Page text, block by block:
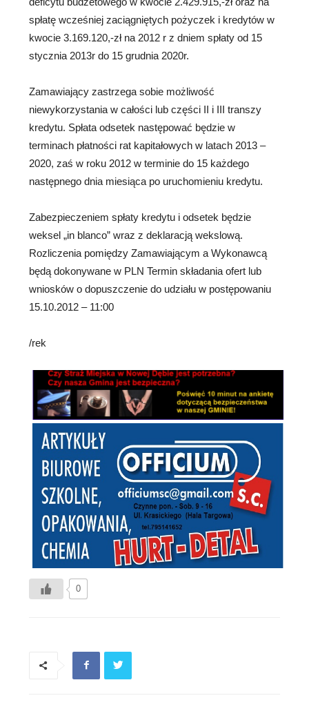
spłatę wcześniej zaciągniętych pożyczek i kredytów w
kwocie 3.169.120,-zł na 2012 r z dniem spłaty od 15
stycznia 2013r do 15 grudnia 2020r.
Zamawiający zastrzega sobie możliwość
niewykorzystania w całości lub części II i III transzy
kredytu. Spłata odsetek następować będzie w
terminach płatności rat kapitałowych w latach 2013 –
2020, zaś w roku 2012 w terminie do 15 każdego
następnego dnia miesiąca po uruchomieniu kredytu.
Zabezpieczeniem spłaty kredytu i odsetek będzie
weksel „in blanco” wraz z deklaracją wekslową.
Rozliczenia pomiędzy Zamawiającym a Wykonawcą
będą dokonywane w PLN Termin składania ofert lub
wniosków o dopuszczenie do udziału w postępowaniu
15.10.2012 – 11:00
/rek
0